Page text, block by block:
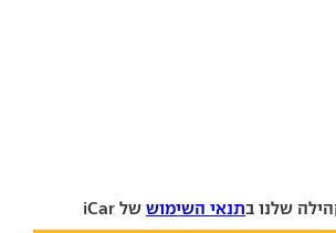
שלנו בתנאי השימוש של iCar